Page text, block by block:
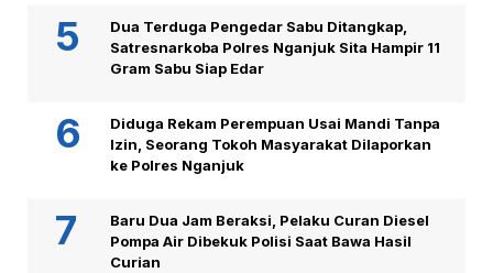
Dua Terduga Pengedar Sabu Ditangkap,
Satresnarkoba Polres Nganjuk Sita Hampir 11
Gram Sabu Siap Edar
Diduga Rekam Perempuan Usai Mandi Tanpa
Izin, Seorang Tokoh Masyarakat Dilaporkan
ke Polres Nganjuk
Baru Dua Jam Beraksi, Pelaku Curan Diesel
Pompa Air Dibekuk Polisi Saat Bawa Hasil
Curian